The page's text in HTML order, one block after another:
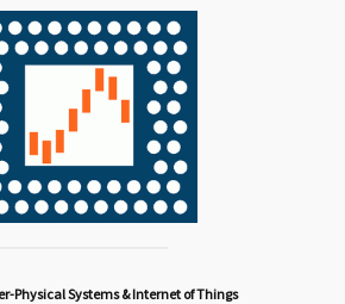
Physical Systems & Internet of Things